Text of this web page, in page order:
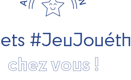
chez vous !